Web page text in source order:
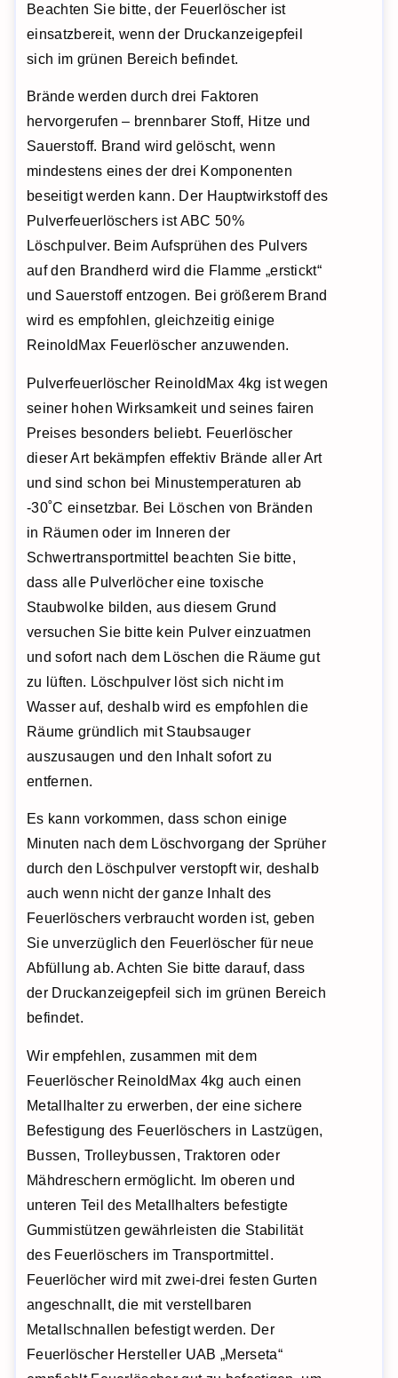
Beachten Sie bitte, der Feuerlöscher ist
einsatzbereit, wenn der Druckanzeigepfeil
sich im grünen Bereich befindet.
Brände werden durch drei Faktoren
hervorgerufen – brennbarer Stoff, Hitze und
Sauerstoff. Brand wird gelöscht, wenn
mindestens eines der drei Komponenten
beseitigt werden kann. Der Hauptwirkstoff des
Pulverfeuerlöschers ist ABC 50%
Löschpulver. Beim Aufsprühen des Pulvers
auf den Brandherd wird die Flamme „erstickt“
und Sauerstoff entzogen. Bei größerem Brand
wird es empfohlen, gleichzeitig einige
ReinoldMax Feuerlöscher anzuwenden.
Pulverfeuerlöscher ReinoldMax 4kg ist wegen
seiner hohen Wirksamkeit und seines fairen
Preises besonders beliebt. Feuerlöscher
dieser Art bekämpfen effektiv Brände aller Art
und sind schon bei Minustemperaturen ab
-30˚C einsetzbar. Bei Löschen von Bränden
in Räumen oder im Inneren der
Schwertransportmittel beachten Sie bitte,
dass alle Pulverlöcher eine toxische
Staubwolke bilden, aus diesem Grund
versuchen Sie bitte kein Pulver einzuatmen
und sofort nach dem Löschen die Räume gut
zu lüften. Löschpulver löst sich nicht im
Wasser auf, deshalb wird es empfohlen die
Räume gründlich mit Staubsauger
auszusaugen und den Inhalt sofort zu
entfernen.
Es kann vorkommen, dass schon einige
Minuten nach dem Löschvorgang der Sprüher
durch den Löschpulver verstopft wir, deshalb
auch wenn nicht der ganze Inhalt des
Feuerlöschers verbraucht worden ist, geben
Sie unverzüglich den Feuerlöscher für neue
Abfüllung ab. Achten Sie bitte darauf, dass
der Druckanzeigepfeil sich im grünen Bereich
befindet.
Wir empfehlen, zusammen mit dem
Feuerlöscher ReinoldMax 4kg auch einen
Metallhalter zu erwerben, der eine sichere
Befestigung des Feuerlöschers in Lastzügen,
Bussen, Trolleybussen, Traktoren oder
Mähdreschern ermöglicht. Im oberen und
unteren Teil des Metallhalters befestigte
Gummistützen gewährleisten die Stabilität
des Feuerlöschers im Transportmittel.
Feuerlöcher wird mit zwei-drei festen Gurten
angeschnallt, die mit verstellbaren
Metallschnallen befestigt werden. Der
Feuerlöscher Hersteller UAB „Merseta“